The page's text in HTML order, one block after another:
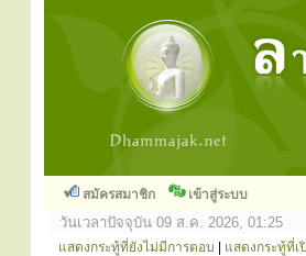
สมัครสมาชิก เข้าสู่ระบบ
วันเวลาปัจจุบัน 09 ส.ค. 2026, 01:25
แสดงกระทู้ที่ยังไม่มีการตอบ แสดงกระทู้ที่เ